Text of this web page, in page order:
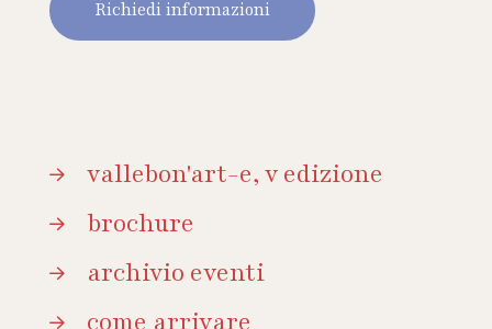
Richiedi informazioni
vallebon'art-e, v edizione
brochure
archivio eventi